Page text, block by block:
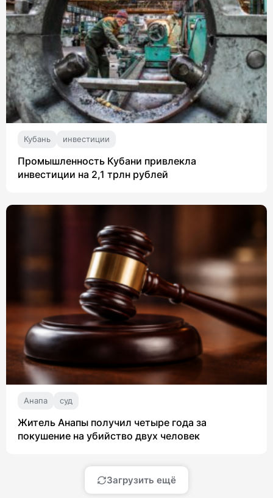
Кубань инвестиции
Промышленность Кубани привлекла
инвестиции на 2,1 трлн рублей
Анапа суд
Житель Анапы получил четыре года за
покушение на убийство двух человек
Загрузить ещё